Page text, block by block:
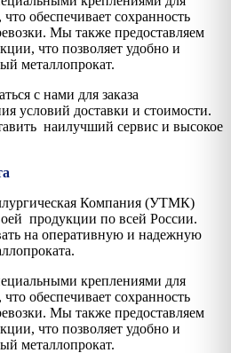
обеспечивает сохранность
Мы также предоставляем
что позволяет удобно и
металлопрокат.
с нами для заказа
условий доставки и стоимости.
наилучший сервис и высокое
Компания (УТМК)
продукции по всей России.
на оперативную и надежную
креплениями для
обеспечивает сохранность
Мы также предоставляем
что позволяет удобно и
металлопрокат.